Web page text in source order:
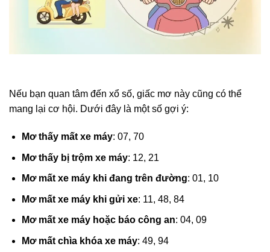
Nếu bạn quan tâm đến xổ số, giấc mơ này cũng có thể
mang lại cơ hội. Dưới đây là một số gợi ý:
Mơ thấy mất xe máy: 07, 70
Mơ thấy bị trộm xe máy: 12, 21
Mơ mất xe máy khi đang trên đường: 01, 10
Mơ mất xe máy khi gửi xe: 11, 48, 84
Mơ mất xe máy hoặc báo công an: 04, 09
Mơ mất chìa khóa xe máy: 49, 94